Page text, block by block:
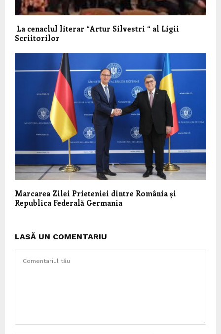
La cenaclul literar “Artur Silvestri “ al Ligii
Scriitorilor
Marcarea Zilei Prieteniei dintre România și
Republica Federală Germania
LASĂ UN COMENTARIU